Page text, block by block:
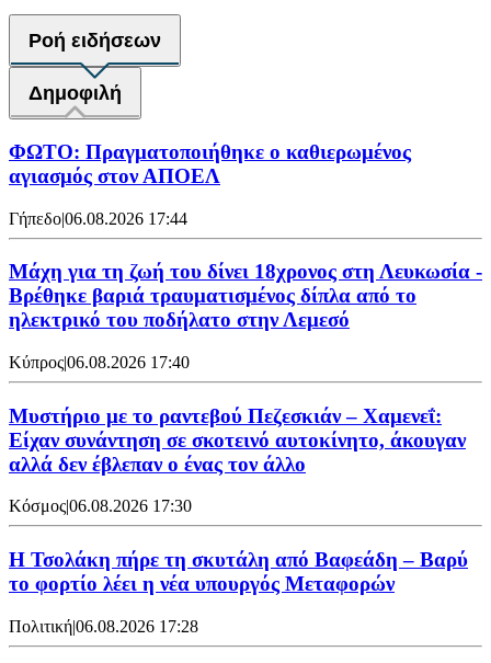
Ροή ειδήσεων
Δημοφιλή
ΦΩΤΟ: Πραγματοποιήθηκε ο καθιερωμένος
αγιασμός στον ΑΠΟΕΛ
Γήπεδο|06.08.2026 17:44
Μάχη για τη ζωή του δίνει 18χρονος στη Λευκωσία -
Βρέθηκε βαριά τραυματισμένος δίπλα από το
ηλεκτρικό του ποδήλατο στην Λεμεσό
Κύπρος|06.08.2026 17:40
Μυστήριο με το ραντεβού Πεζεσκιάν – Χαμενεΐ:
Είχαν συνάντηση σε σκοτεινό αυτοκίνητο, άκουγαν
αλλά δεν έβλεπαν ο ένας τον άλλο
Κόσμος|06.08.2026 17:30
Η Τσολάκη πήρε τη σκυτάλη από Βαφεάδη – Βαρύ
το φορτίο λέει η νέα υπουργός Μεταφορών
Πολιτική|06.08.2026 17:28